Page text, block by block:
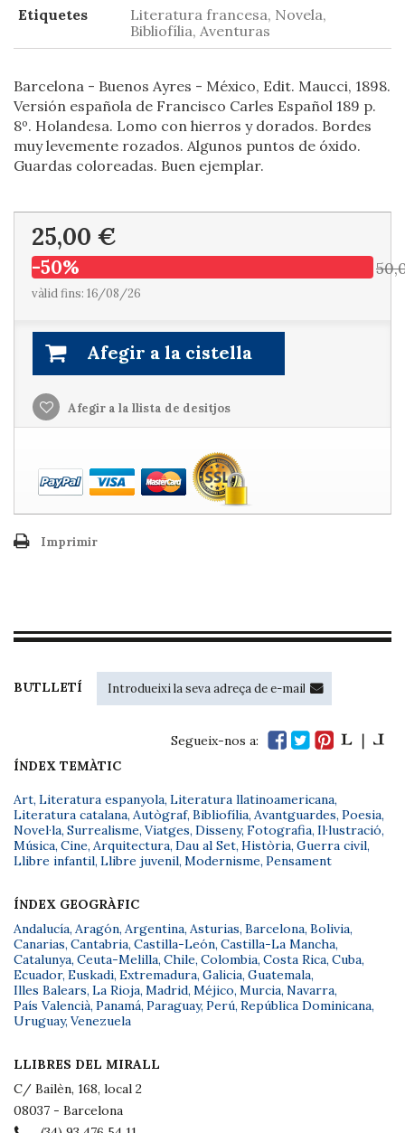
Etiquetes
Literatura francesa, Novela,
Bibliofília, Aventuras
Barcelona - Buenos Ayres - México, Edit. Maucci, 1898.
Versión española de Francisco Carles Español 189 p.
8º. Holandesa. Lomo con hierros y dorados. Bordes
muy levemente rozados. Algunos puntos de óxido.
Guardas coloreadas. Buen ejemplar.
25,00 €
-50%
vàlid fins: 16/08/26
Afegir a la cistella
Afegir a la llista de desitjos
Imprimir
BUTLLETÍ
Segueix-nos a:
ÍNDEX TEMÀTIC
Art, Literatura espanyola, Literatura llatinoamericana,
Literatura catalana, Autògraf, Bibliofília, Avantguardes, Poesia,
Novel·la, Surrealisme, Viatges, Disseny, Fotografia, Il·lustració,
Música, Cine, Arquitectura, Dau al Set, Història, Guerra civil,
Llibre infantil, Llibre juvenil, Modernisme, Pensament
ÍNDEX GEOGRÀFIC
Andalucía, Aragón, Argentina, Asturias, Barcelona, Bolivia,
Canarias, Cantabria, Castilla-León, Castilla-La Mancha,
Catalunya, Ceuta-Melilla, Chile, Colombia, Costa Rica, Cuba,
Ecuador, Euskadi, Extremadura, Galicia, Guatemala,
Illes Balears, La Rioja, Madrid, Méjico, Murcia, Navarra,
País Valencià, Panamá, Paraguay, Perú, República Dominicana,
Uruguay, Venezuela
LLIBRES DEL MIRALL
C/ Bailèn, 168, local 2
08037 - Barcelona